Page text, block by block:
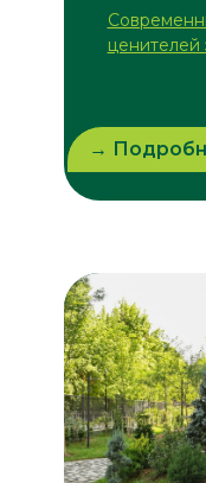
ценителей
→